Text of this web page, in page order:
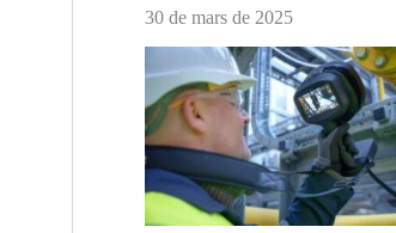
30 de mars de 2025